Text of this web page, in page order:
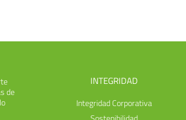
de
INTEGRIDAD
Integridad Corporativa